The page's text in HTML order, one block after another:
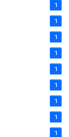
1
1
1
1
1
1
1
1
1